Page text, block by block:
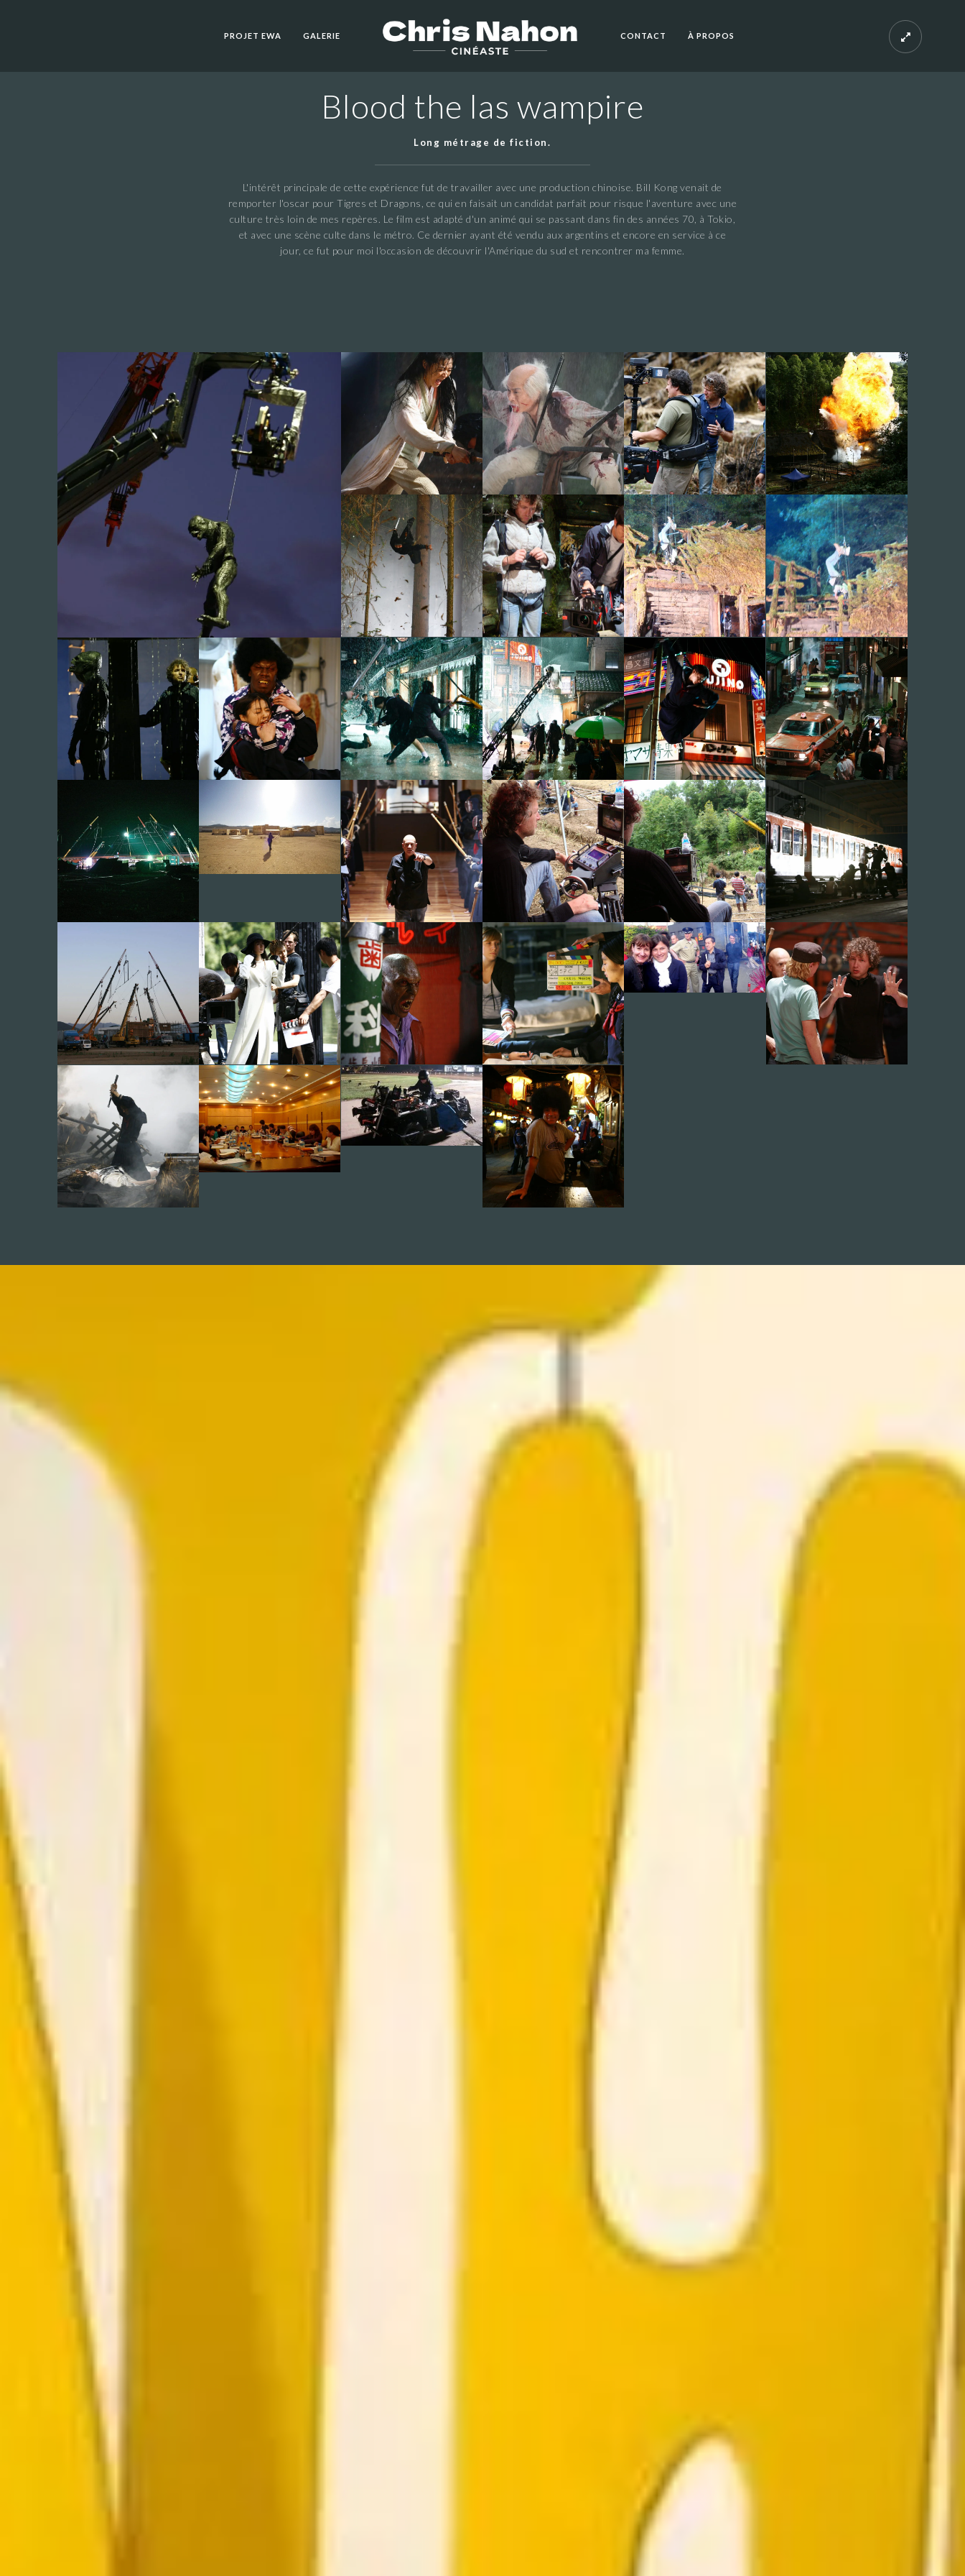
PROJET EWA GALERIE CONTACT À PROPOS
Blood the las wampire
Long métrage de fiction.
L'intérêt principale de cette expérience fut de travailler avec une production chinoise. Bill Kong venait de
remporter l'oscar pour Tigres et Dragons, ce qui en faisait un candidat parfait pour risque l'aventure avec une
culture très loin de mes repères. Le film est adapté d'un animé qui se passant dans fin des années 70, à Tokio,
et avec une scène culte dans le métro. Ce dernier ayant été vendu aux argentins et encore en service à ce
jour, ce fut pour moi l'occasion de découvrir l'Amérique du sud et rencontrer ma femme.